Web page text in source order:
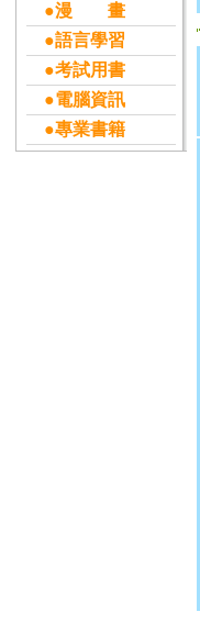
●漫 畫
●語言學習
●考試用書
●電腦資訊
●專業書籍